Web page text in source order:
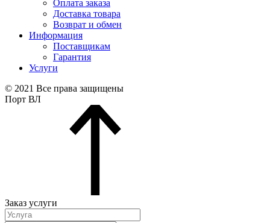
Оплата заказа
Доставка товара
Возврат и обмен
Информация
Поставщикам
Гарантия
Услуги
© 2021 Все права защищены
Порт ВЛ
Заказ услуги